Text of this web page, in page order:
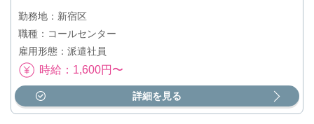
勤務地：新宿区
職種：コールセンター
雇用形態：派遣社員
時給：1,600円〜
詳細を見る